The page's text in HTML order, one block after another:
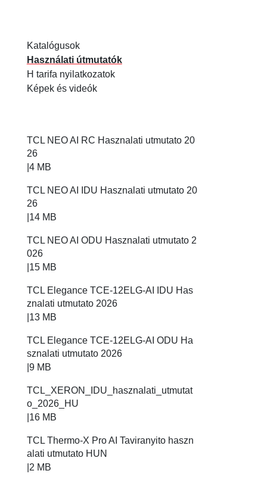
Katalógusok
Használati útmutatók
H tarifa nyilatkozatok
Képek és videók
TCL NEO AI RC Hasznalati utmutato 20
26
4 MB
TCL NEO AI IDU Hasznalati utmutato 20
26
14 MB
TCL NEO AI ODU Hasznalati utmutato 2
026
15 MB
TCL Elegance TCE-12ELG-AI IDU Has
znalati utmutato 2026
13 MB
TCL Elegance TCE-12ELG-AI ODU Ha
sznalati utmutato 2026
9 MB
TCL_XERON_IDU_hasznalati_utmutat
o_2026_HU
16 MB
TCL Thermo-X Pro AI Taviranyito haszn
alati utmutato HUN
2 MB